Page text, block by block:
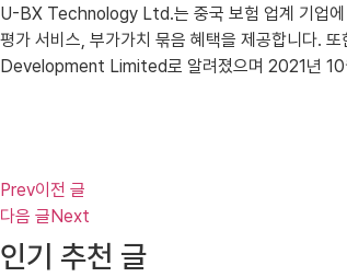
U-BX Technology Ltd.는 중국 보험 업계 기업에
평가 서비스, 부가가치 묶음 혜택을 제공합니다.
Development Limited로 알려졌으며 2021년
Prev이전 글
다음 글Next
인기 추천 글